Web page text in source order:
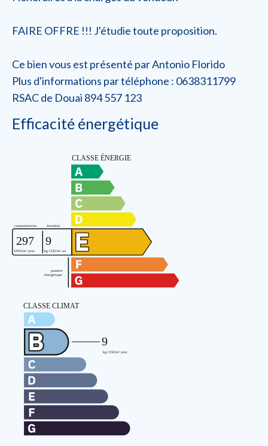
FAIRE OFFRE !!! J'étudie toute proposition.
Ce bien vous est présenté par Antonio Florido
Plus d'informations par téléphone : 0638311799
RSAC de Douai 894 557 123
Efficacité énergétique